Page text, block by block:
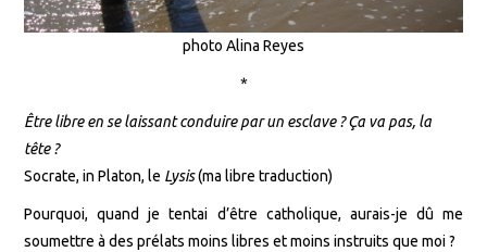
photo Alina Reyes
*
Être libre en se laissant conduire par un esclave ? Ça va pas, la
tête ?
Socrate, in Platon, le Lysis(ma libre traduction)
Pourquoi, quand je tentai d’être catholique, aurais-je dû me
soumettre à des prélats moins libres et moins instruits que moi ?